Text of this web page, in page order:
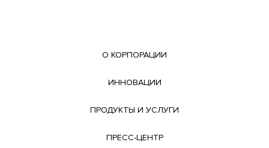
О КОРПОРАЦИИ
ИННОВАЦИИ
ПРОДУКТЫ И УСЛУГИ
ПРЕСС-ЦЕНТР